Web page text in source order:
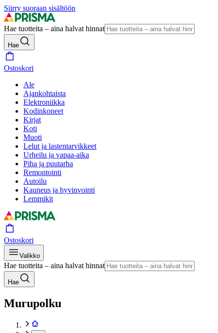
Siirry suoraan sisältöön
Hae tuotteita – aina halvat hinnat
Hae
Ostoskori
Ale
Ajankohtaista
Elektroniikka
Kodinkoneet
Kirjat
Koti
Muoti
Lelut ja lastentarvikkeet
Urheilu ja vapaa-aika
Piha ja puutarha
Remontointi
Autoilu
Kauneus ja hyvinvointi
Lemmikit
Ostoskori
Valikko
Hae tuotteita – aina halvat hinnat
Hae
Murupolku